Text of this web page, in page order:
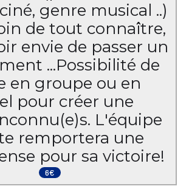
genre musical ..)
de tout connaître,
envie de passer un
... ​ Possibilité de
en groupe ou en
pour créer une
L'équipe
remportera une
pour sa victoire!
6€